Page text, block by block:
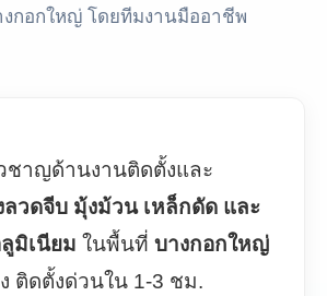
กอกใหญ่ โดยทีมงานมืออาชีพ
ชาญด้านงานติดตั้งและ
ลวดจีบ มุ้งม้วน เหล็กดัด และ
มิเนียม ในพื้นที่ บางกอกใหญ่
ติดตั้งด่วนใน 1-3 ชม.